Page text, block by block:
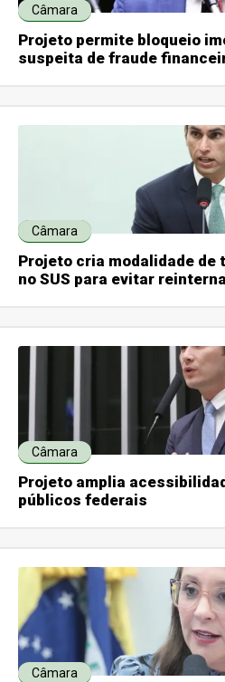
Câmara
Projeto permite bloqueio
suspeita de fraude
Câmara
Projeto cria modalidade de
no SUS para evitar
Câmara
Projeto amplia
públicos federais
Câmara